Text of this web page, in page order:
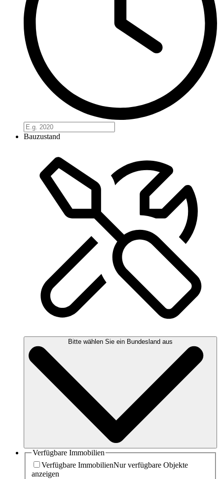
Bauzustand
Bitte wählen Sie ein Bundesland aus
Verfügbare Immobilien
Verfügbare ImmobilienNur verfügbare Objekte
anzeigen